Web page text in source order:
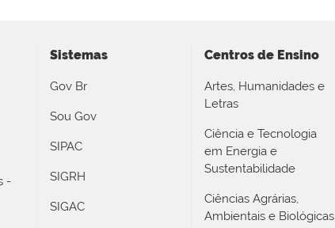
-
Sistemas
Gov Br
Sou Gov
SIPAC
SIGRH
SIGAC
Centros de Ensino
Artes, Humanidades e
Letras
Ciência e Tecnologia
em Energia e
Sustentabilidade
Ciências Agrárias,
Ambientais e Biológicas